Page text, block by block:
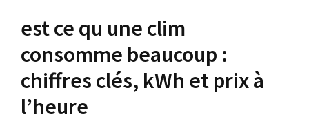
est ce qu une clim
consomme beaucoup :
chiffres clés, kWh et prix à
l’heure